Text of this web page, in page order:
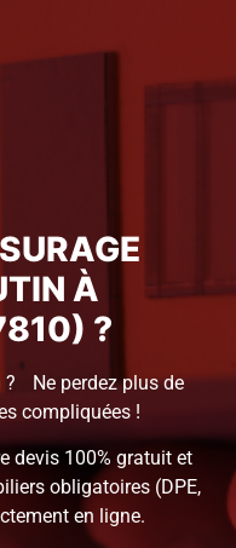
À
?
? Ne perdez plus de
compliquées !
devis 100% gratuit et
obligatoires (DPE,
en ligne.